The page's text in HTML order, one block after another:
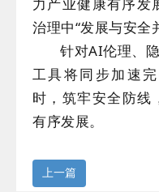
治理中“发展与安全
针对AI伦理、
工具将同步加速
时，筑牢安全防线
有序发展。
上一篇